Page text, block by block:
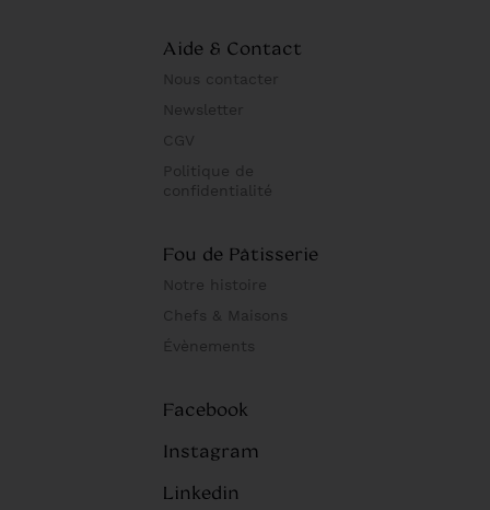
Aide & Contact
Nous contacter
Newsletter
CGV
Politique de
confidentialité
Fou de Pâtisserie
Notre histoire
Chefs & Maisons
Évènements
Facebook
Instagram
Linkedin